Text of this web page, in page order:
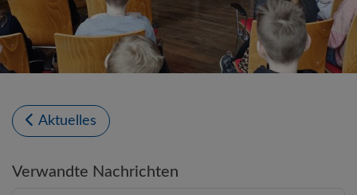
Aktuelles
Verwandte Nachrichten